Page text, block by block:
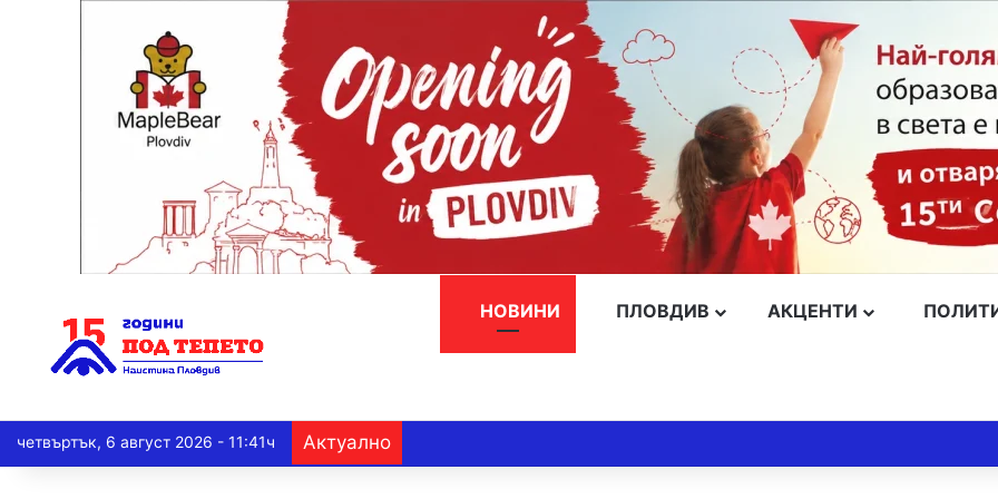
НОВИНИ ПЛОВДИВ АКЦЕНТИ
четвъртък, 6 август 2026 - 11:41ч Актуално